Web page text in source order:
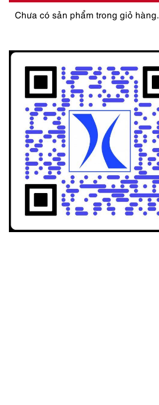
Chưa có sản phẩm trong giỏ hàng.